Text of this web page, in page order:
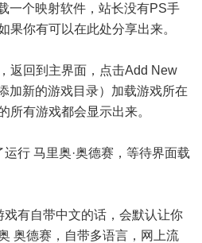
一个映射软件，站长没有PS手
果你有可以在此处分享出来。
返回到主界面，点击Add New
加新的游戏目录）加载游戏所在
所有游戏都会显示出来。
行 马里奥·奥德赛，等待界面载
有自带中文的话，会默认让你
奥德赛，自带多语言，网上流